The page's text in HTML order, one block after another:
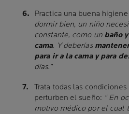
Practica una buena
dormir bien, un niño
constante, como un baño
cama. Y deberías
para ir a la cama y para
días.”
Trata todas las
perturben el sueño: “ En
motivo médico por el cual